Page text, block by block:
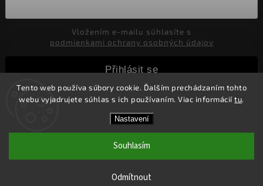
Tento web používa súbory cookie. Ďalším prechádzaním tohto
webu vyjadrujete súhlas s ich používaním. Viac informáciítu.
Nastavení
Odmítnout
Souhlasím
Doprava ZDARMA nad 2000,-CZK pre ČR
podmienkami ochrany osobných údajov
Přihlásit se
Marco Moralli. Všechna práva vyhrazena.
Upravit nastavení cookies
Shoptet| Design